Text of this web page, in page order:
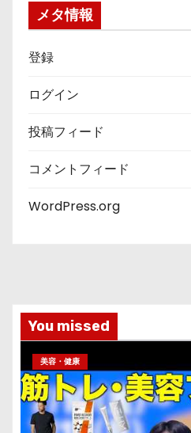
メタ情報
登録
ログイン
投稿フィード
コメントフィード
WordPress.org
You missed
美容・健康